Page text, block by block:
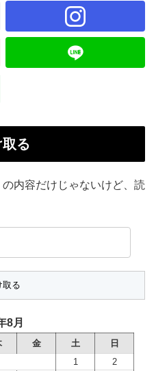
る
内容だけじゃないけど、読
8月
金 土 日
1
2